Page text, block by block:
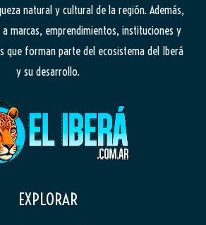
natural y cultural de la región. Además,
marcas, emprendimientos, instituciones y
que forman parte del ecosistema del Iberá
y su desarrollo.
EXPLORAR